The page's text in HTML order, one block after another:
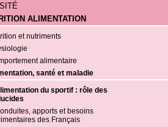
ALIMENTATION
et nutriments
alimentaire
santé et maladie
du sportif : rôle des
apports et besoins
des Français